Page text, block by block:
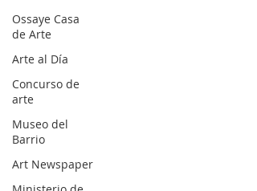
Ossaye Casa
de Arte
Arte al Día
Concurso de
arte
Museo del
Barrio
Art Newspaper